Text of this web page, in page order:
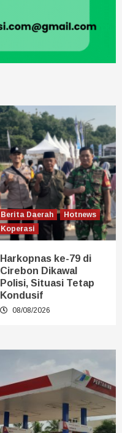
Berita Daerah
Hotnews
Koperasi
Harkopnas ke-79 di
Cirebon Dikawal
Polisi, Situasi Tetap
Kondusif
08/08/2026